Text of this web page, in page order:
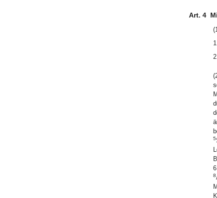
Art. 4
5
8